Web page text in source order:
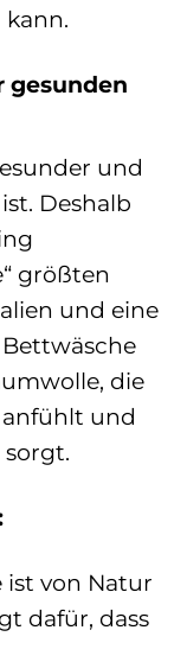
gesunden
und
Deshalb
größten
und eine
die
und
von Natur
dafür, dass